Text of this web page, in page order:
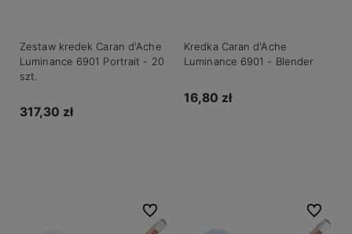
Zestaw kredek Caran d'Ache
Luminance 6901 Portrait - 20
szt.
317,30 zł
Kredka Caran d'Ache
Luminance 6901 - Blender
16,80 zł
Do ulubionych Do